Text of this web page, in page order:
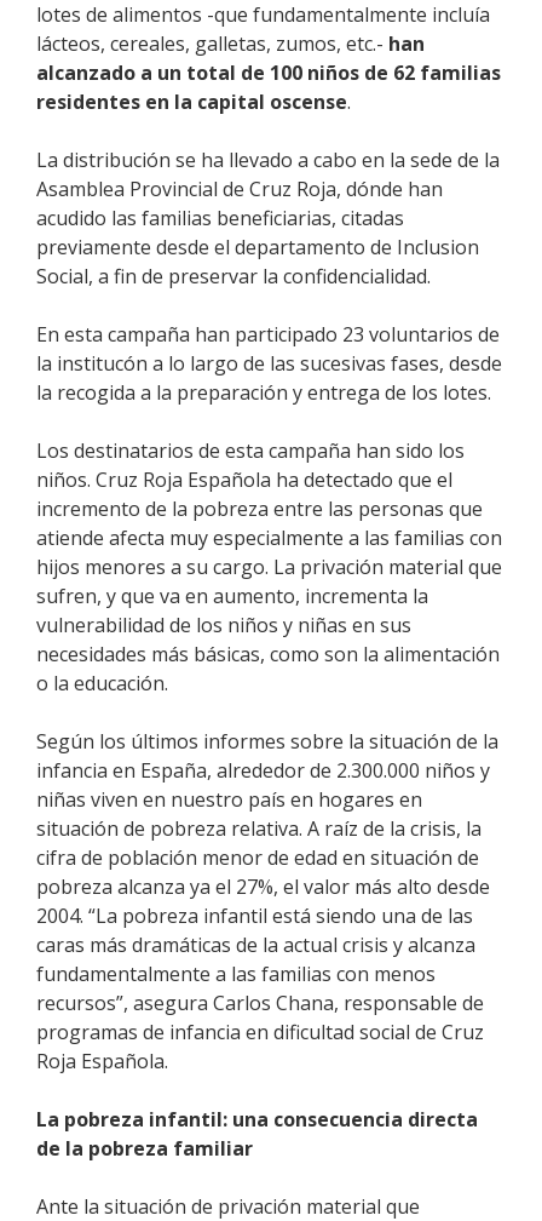
lotes de alimentos -que fundamentalmente incluía
lácteos, cereales, galletas, zumos, etc.- han
alcanzado a un total de 100 niños de 62 familias
residentes en la capital oscense.
La distribución se ha llevado a cabo en la sede de la
Asamblea Provincial de Cruz Roja, dónde han
acudido las familias beneficiarias, citadas
previamente desde el departamento de Inclusion
Social, a fin de preservar la confidencialidad.
En esta campaña han participado 23 voluntarios de
la institucón a lo largo de las sucesivas fases, desde
la recogida a la preparación y entrega de los lotes.
Los destinatarios de esta campaña han sido los
niños. Cruz Roja Española ha detectado que el
incremento de la pobreza entre las personas que
atiende afecta muy especialmente a las familias con
hijos menores a su cargo. La privación material que
sufren, y que va en aumento, incrementa la
vulnerabilidad de los niños y niñas en sus
necesidades más básicas, como son la alimentación
o la educación.
Según los últimos informes sobre la situación de la
infancia en España, alrededor de 2.300.000 niños y
niñas viven en nuestro país en hogares en
situación de pobreza relativa. A raíz de la crisis, la
cifra de población menor de edad en situación de
pobreza alcanza ya el 27%, el valor más alto desde
2004. “La pobreza infantil está siendo una de las
caras más dramáticas de la actual crisis y alcanza
fundamentalmente a las familias con menos
recursos”, asegura Carlos Chana, responsable de
programas de infancia en dificultad social de Cruz
Roja Española.
La pobreza infantil: una consecuencia directa
de la pobreza familiar
Ante la situación de privación material que